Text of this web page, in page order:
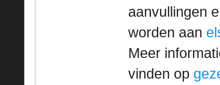
aanvullingen
worden aan
Meer
vinden op